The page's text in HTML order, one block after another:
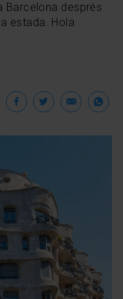
Barcelona després
estada. Hola
Facebook
Twitter